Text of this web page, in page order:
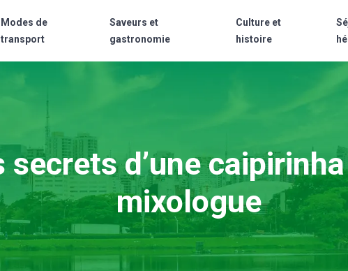
Modes de
transport
Saveurs et
gastronomie
Culture et
histoire
d’une
mixologue